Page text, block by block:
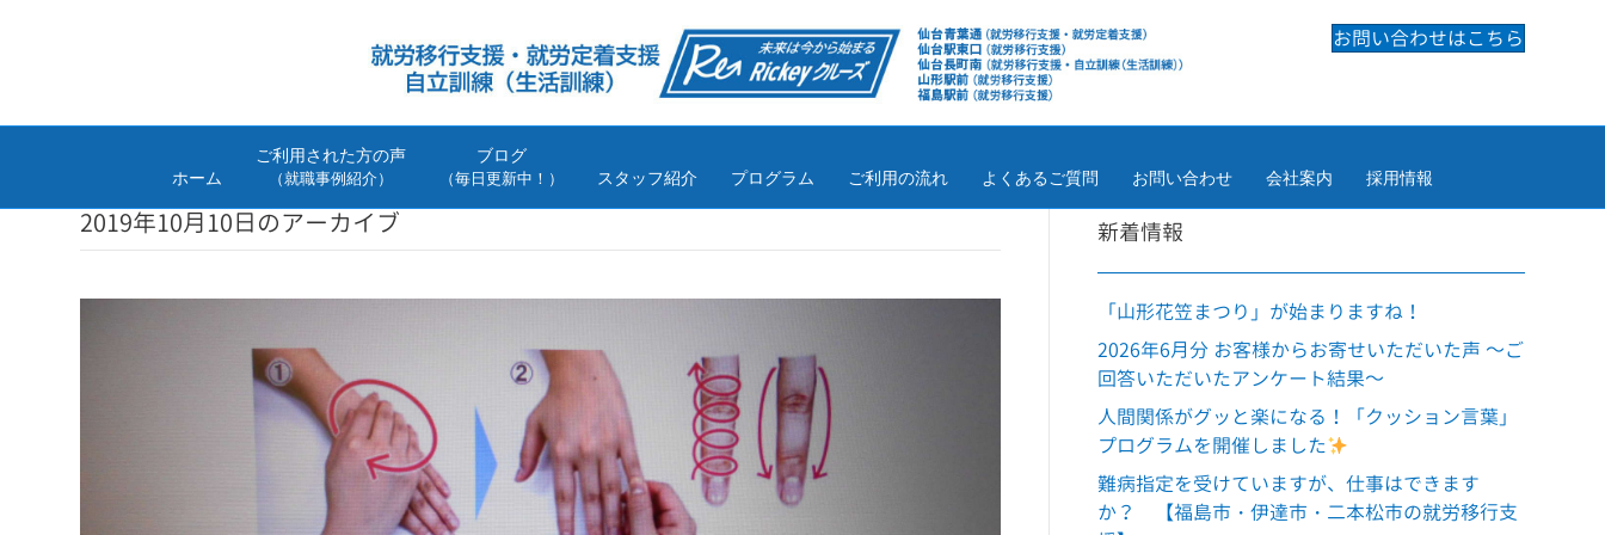
ホーム
ご利用された方の声
（就職事例紹介）
ブログ
（毎日更新中！） スタッフ紹介 プログラム ご利用の流れ よくあるご質問 お問い合わせ 会社案内 採用情報
お問い合わせはこちら
2019年10月10日のアーカイブ 新着情報
「山形花笠まつり」が始まりますね！
2026年6月分 お客様からお寄せいただいた声 ～ご
回答いただいたアンケート結果～
人間関係がグッと楽になる！「クッション言葉」
プログラムを開催しました
難病指定を受けていますが、仕事はできます
か？ 【福島市・伊達市・二本松市の就労移行支